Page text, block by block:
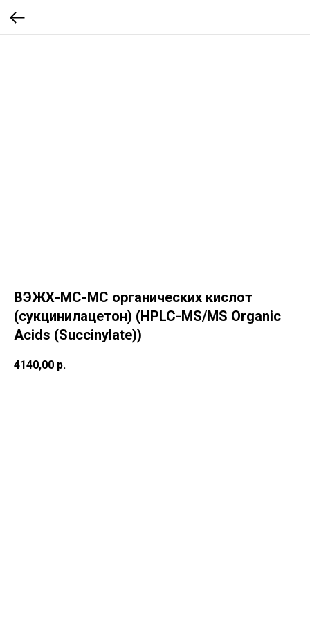
ВЭЖХ-МС-МС органических кислот
(сукцинилацетон) (HPLC-MS/MS Organic
Acids (Succinylate))
4140,00 р.